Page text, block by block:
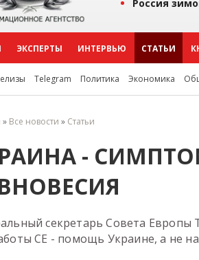
Россия
ЭКСПЕРТЫ ИНТЕРВЬЮ СТАТЬИ
Telegram Политика Экономика
» Все новости » Статьи
-
cекретарь Cовета Европы
CЕ - помощь Украине, а не